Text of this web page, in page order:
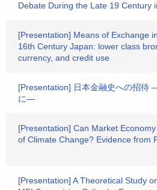
Debate During the Late 19 Century
[Presentation] Means of Exchange
16th Century Japan: lower class
currency, and credit use
[Presentation] 日本金融史への招待
に―
[Presentation] Can Market
of Climate Change? Evidence from
[Presentation] A Theoretical Study